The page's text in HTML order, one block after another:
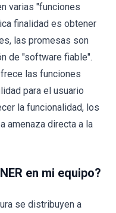
varias "funciones
finalidad es obtener
las promesas son
de "software fiable".
las funciones
para el usuario
la funcionalidad, los
amenaza directa a la
en mi equipo?
se distribuyen a